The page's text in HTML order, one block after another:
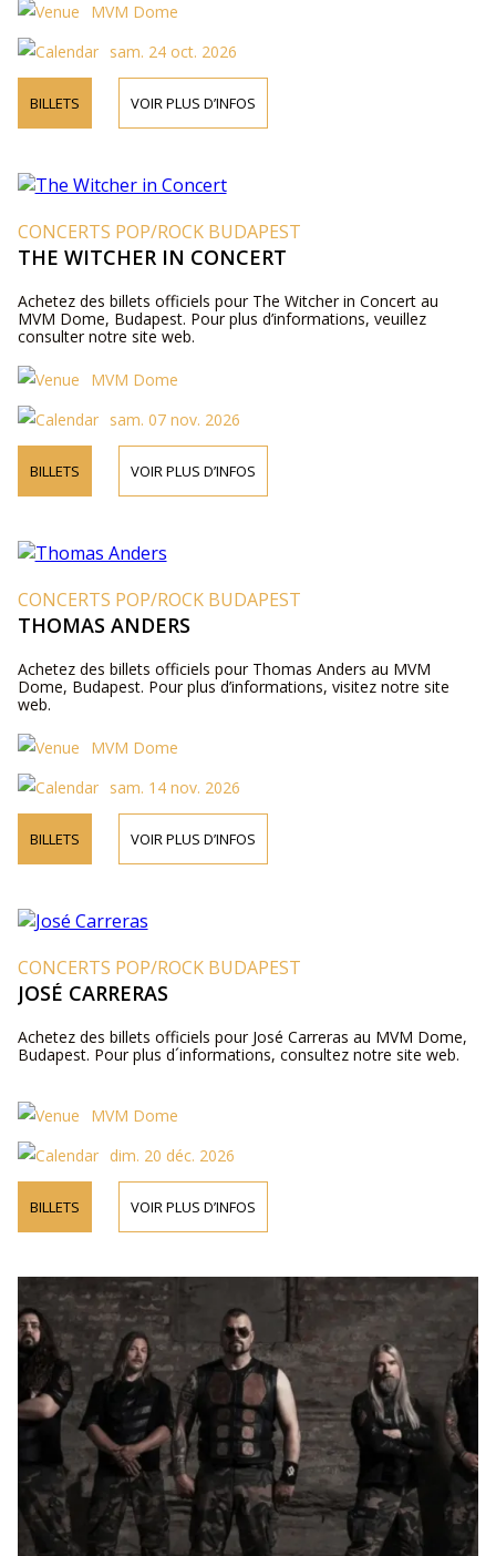
MVM Dome
sam. 24 oct. 2026
BILLETS VOIR PLUS D’INFOS
CONCERTS POP/ROCK BUDAPEST
THE WITCHER IN CONCERT
Achetez des billets officiels pour The Witcher in Concert au
MVM Dome, Budapest. Pour plus d’informations, veuillez
consulter notre site web.
MVM Dome
sam. 07 nov. 2026
BILLETS VOIR PLUS D’INFOS
CONCERTS POP/ROCK BUDAPEST
THOMAS ANDERS
Achetez des billets officiels pour Thomas Anders au MVM
Dome, Budapest. Pour plus d’informations, visitez notre site
web.
MVM Dome
sam. 14 nov. 2026
BILLETS VOIR PLUS D’INFOS
CONCERTS POP/ROCK BUDAPEST
JOSÉ CARRERAS
Achetez des billets officiels pour José Carreras au MVM Dome,
Budapest. Pour plus d´informations, consultez notre site web.
MVM Dome
dim. 20 déc. 2026
BILLETS VOIR PLUS D’INFOS